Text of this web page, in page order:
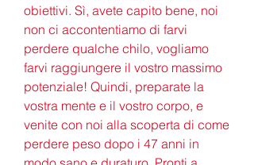
obiettivi. Sì, avete capito bene, noi
non ci accontentiamo di farvi
perdere qualche chilo, vogliamo
farvi raggiungere il vostro massimo
potenziale! Quindi, preparate la
vostra mente e il vostro corpo, e
venite con noi alla scoperta di come
perdere peso dopo i 47 anni in